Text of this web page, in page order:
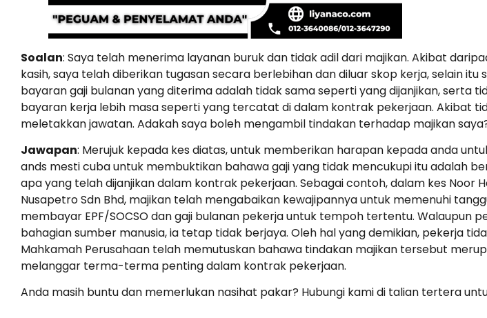
Soalan: Saya telah menerima layanan buruk dan tidak adil dari majikan. Akibat
kasih, saya telah diberikan tugasan secara berlebihan dan diluar skop kerja, selain itu
bayaran gaji bulanan yang diterima adalah tidak sama seperti yang dijanjikan, serta
bayaran kerja lebih masa seperti yang tercatat di dalam kontrak pekerjaan. Akibat
meletakkan jawatan. Adakah saya boleh mengambil tindakan terhadap majikan
Jawapan: Merujuk kepada kes diatas, untuk memberikan harapan kepada anda
ands mesti cuba untuk membuktikan bahawa gaji yang tidak mencukupi itu adalah
apa yang telah dijanjikan dalam kontrak pekerjaan. Sebagai contoh, dalam kes Noor
Nusapetro Sdn Bhd, majikan telah mengabaikan kewajipannya untuk memenuhi
membayar EPF/SOCSO dan gaji bulanan pekerja untuk tempoh tertentu. Walaupun
bahagian sumber manusia, ia tetap tidak berjaya. Oleh hal yang demikian, pekerja
Mahkamah Perusahaan telah memutuskan bahawa tindakan majikan tersebut
melanggar terma-terma penting dalam kontrak pekerjaan.
Anda masih buntu dan memerlukan nasihat pakar? Hubungi kami di talian tertera